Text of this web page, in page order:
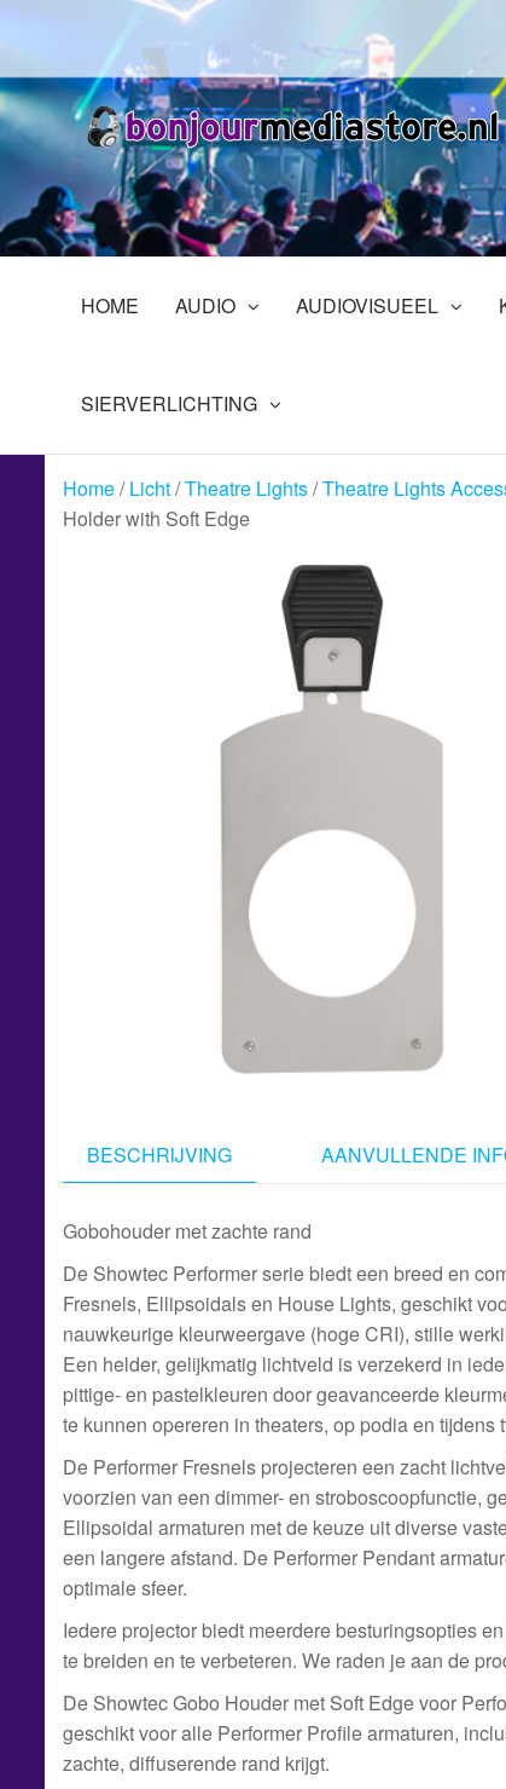
de
inhoud
HOME AUDIO AUDIOVISUEEL
SIERVERLICHTING
Home/Licht/Theatre Lights/Theatre Lights
Holder with Soft Edge
BESCHRIJVING AANVULLENDE
Gobohouder met zachte rand
De Showtec Performer serie biedt een breed en
Fresnels, Ellipsoidals en House Lights, geschikt
nauwkeurige kleurweergave (hoge CRI), stille
Een helder, gelijkmatig lichtveld is verzekerd in
pittige- en pastelkleuren door geavanceerde
te kunnen opereren in theaters, op podia en tijdens
De Performer Fresnels projecteren een zacht
voorzien van een dimmer- en stroboscoopfunctie,
Ellipsoidal armaturen met de keuze uit diverse
een langere afstand. De Performer Pendant
optimale sfeer.
Iedere projector biedt meerdere besturingsopties
te breiden en te verbeteren. We raden je aan de
De Showtec Gobo Houder met Soft Edge voor
geschikt voor alle Performer Profile armaturen,
zachte, diffuserende rand krijgt.